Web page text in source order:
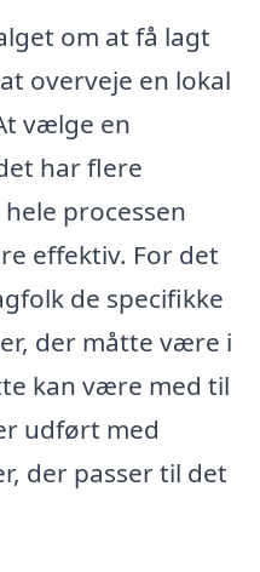
om at få lagt
overveje en lokal
vælge en
har flere
processen
effektiv. For det
de specifikke
der måtte være i
kan være med til
udført med
der passer til det